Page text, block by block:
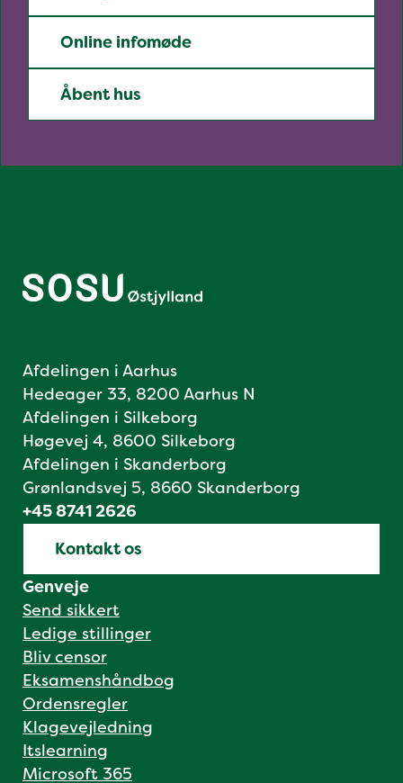
Online infomøde
Åbent hus
Afdelingen i Aarhus
Hedeager 33, 8200 Aarhus N
Afdelingen i Silkeborg
Høgevej 4, 8600 Silkeborg
Afdelingen i Skanderborg
Grønlandsvej 5, 8660 Skanderborg
+45 8741 2626
Kontakt os
Genveje
Send sikkert
Ledige stillinger
Bliv censor
Eksamenshåndbog
Ordensregler
Klagevejledning
Itslearning
Microsoft 365